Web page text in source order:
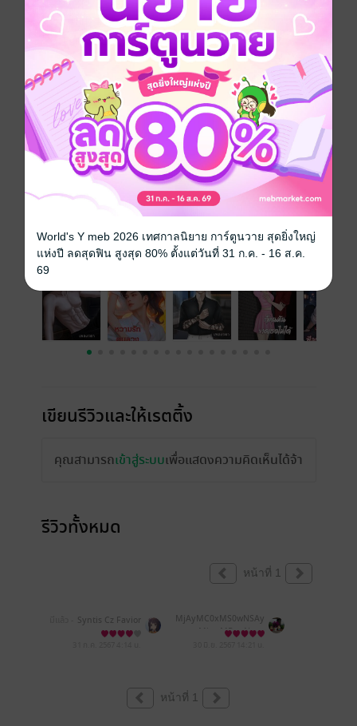
เรื่องนี้เป็นเรื่องสั้นแนวฟีลกู้ดไม่มีดราม่านะคะ
โรมานซ์ โรแมนติก มาเฟีย
ประเภทไฟล์ pdf, epub(สารบัญ)
วันที่วางขาย 30 มิถุนายน 2567
ความยาว 89 หน้า (≈ 10,902 คำ)
เรื่องที่คุณน่าจะสนใจ
เขียนรีวิวและให้เรตติ้ง
คุณสามารถเข้าสู่ระบบเพื่อแสดงความคิดเห็นได้จ้า
รีวิวทั้งหมด
หน้าที่ 1
Syntis Cz Favior
MjAyMC0xMS0wNSAy
MjowMDoxNg==
หน้าที่ 1
World's Y meb 2026 เทศกาลนิยาย การ์ตูนวาย สุดยิ่งใหญ่
แห่งปี ลดสุดฟิน สูงสุด 80% ตั้งแต่วันที่ 31 ก.ค. - 16 ส.ค.
69